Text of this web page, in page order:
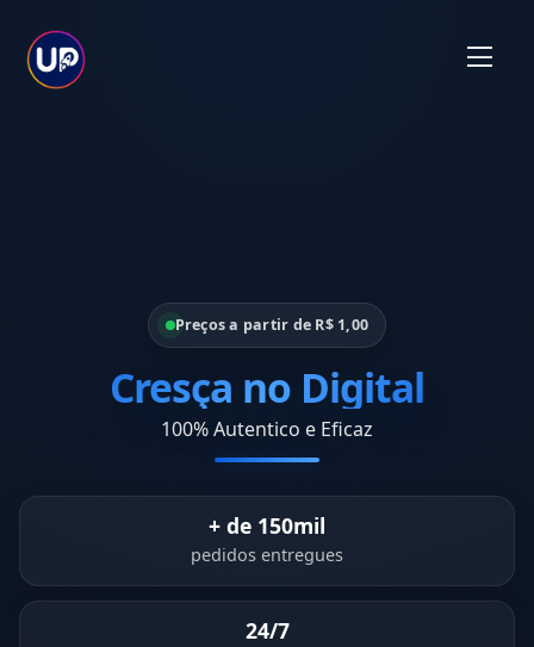
Preços a partir de R$ 1,00
Cresça no Digital
100% Autentico e Eficaz
+ de 150mil
pedidos entregues
24/7